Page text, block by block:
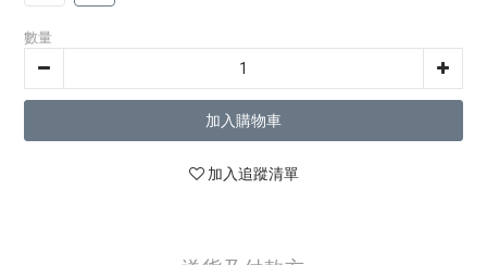
數量
加入購物車
加入追蹤清單